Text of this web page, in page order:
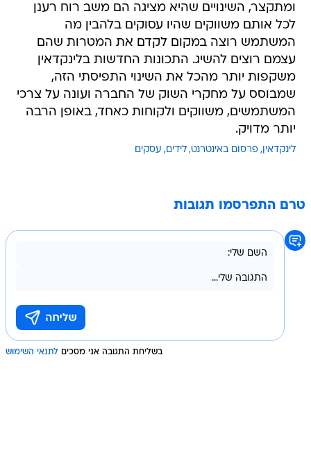
ומתקצר, השינויים שהיא מציגה הם משב רוח רענן
לכל אותם משווקים שהיו עסוקים בלהבין מה
המשתמש רוצה במקום לקדם את המטרות שהם
עצמם רוצים להשיג. התכונות החדשות בלינקדאין
משקפות יותר מהכל את השינוי התפיסתי הזה,
שמבוסס על מחקרי השוק של החברה ועונה על צרכי
המשתמשים, משווקים ולקוחות כאחד, באופן הרבה
יותר מדויק.
לינקדאין פרסום באינטרנט לידים עסקים
טרם התפרסמו תגובות
בשליחת התגובה אני מסכים לתנאי השימוש